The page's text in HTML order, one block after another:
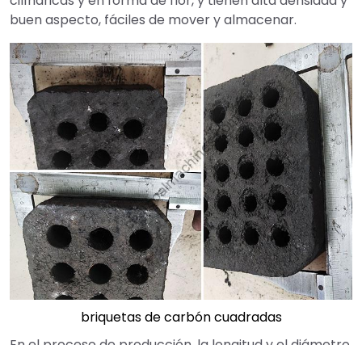
buen aspecto, fáciles de mover y almacenar.
briquetas de carbón cuadradas